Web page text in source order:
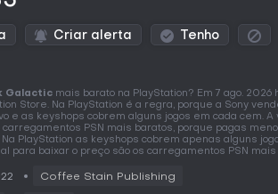
Criar alerta Tenho
Galactic mais barato na PlayStation? Em 7 ago. 2026
Store. Na PlayStation é a regra, porque a Sony
e as keyshops cobrem alguns jogos em cada cem. A
carregamentos PSN mais baratos, porque pagas
PlayStation as keyshops cobrem apenas alguns
para baixar o preço são os carregamentos PSN mais
Coffee Stain Publishing